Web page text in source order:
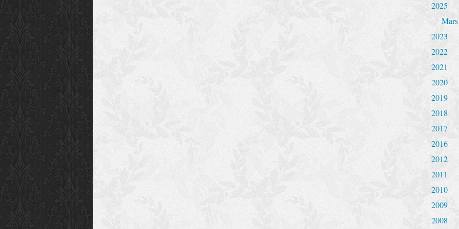
2025
Mars
2023
2022
2021
2020
2019
2018
2017
2016
2012
2011
2010
2009
2008